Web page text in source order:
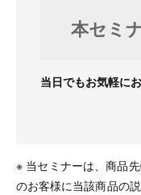
本セミ
当日でもお気軽に
※ 当セミナーは、商品
のお客様に当該商品の